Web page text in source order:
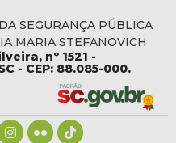
SEGURANÇA PÚBLICA
MARIA STEFANOVICH
nº 1521 -
- CEP: 88.085-000.